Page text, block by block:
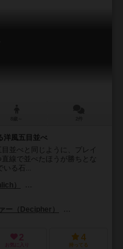
洋風五目並べ
並べと同じように、プレイ
線で並べたほうが勝ちとな
いる石...
）
ー（Decipher）
2
お気に入り
4
持ってる